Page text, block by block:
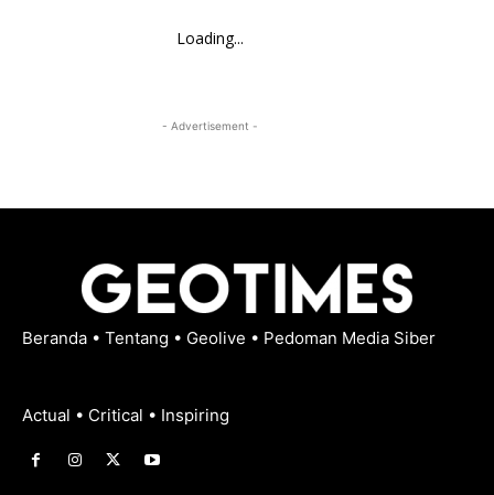
Loading...
- Advertisement -
Beranda • Tentang • Geolive • Pedoman Media Siber
Actual • Critical • Inspiring